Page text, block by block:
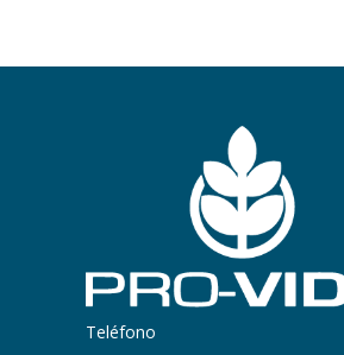
Teléfono